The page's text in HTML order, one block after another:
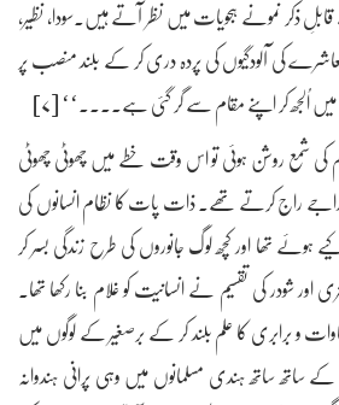
ذکر نمونے ہجویات میں نظر آتے ہیں۔سودا، نظیر،
کی آلودگیوں کی پردہ دری کر کے بلند منصب پر
میں اُلجھ کر اپنے مقام سے گر گئی ہے۔۔۔۔‘‘ [۷]
شمع روشن ہوئی تو اس وقت خطے میں چھوٹی چھوٹی
راجے راج کرتے تھے۔ ذات پات کا نظام انسانوں کی
ہوئے تھا اور کچھ لوگ جانوروں کی طرح زندگی بسر کر
شودر کی تقسیم نے انسانیت کو غلام بنا رکھا تھا۔
و برابری کا علم بلند کر کے برصغیر کے لوگوں میں
ساتھ ساتھ ہندی مسلمانوں میں وہی پرانی ہندوانہ